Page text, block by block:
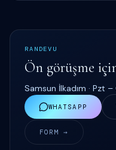
RANDEVU
Ön görüşme
Samsun İlkadım · Pzt –
WHATSAPP
FORM →